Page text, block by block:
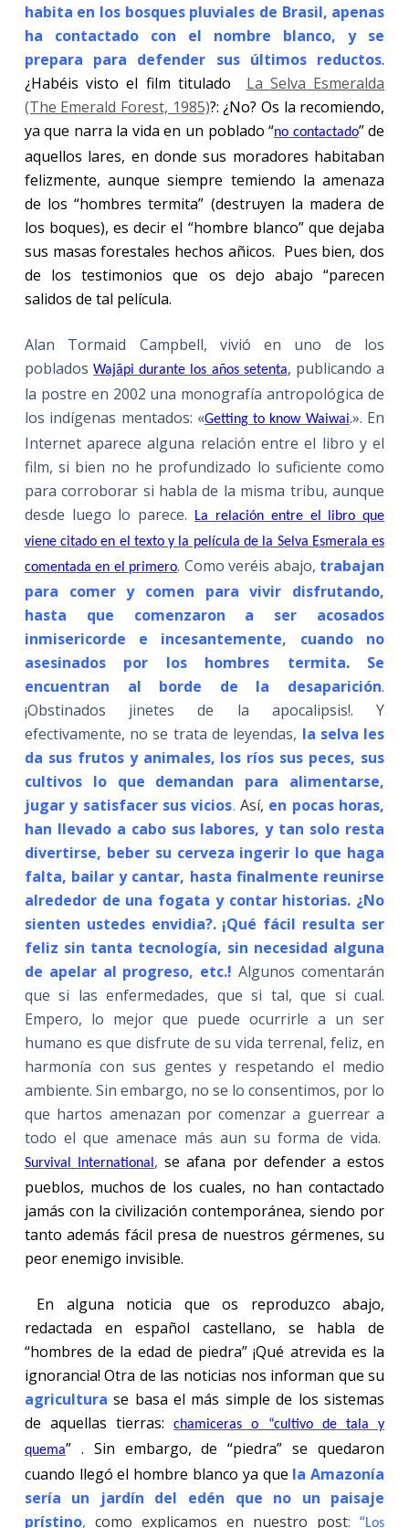
habita en los bosques pluviales de Brasil, apenas
ha contactado con el nombre blanco, y se
prepara para defender sus últimos reductos.
¿Habéis visto el film titulado La Selva Esmeralda
(The Emerald Forest, 1985)?: ¿No? Os la recomiendo,
ya que narra la vida en un poblado “no contactado” de
aquellos lares, en donde sus moradores habitaban
felizmente, aunque siempre temiendo la amenaza
de los “hombres termita” (destruyen la madera de
los boques), es decir el “hombre blanco” que dejaba
sus masas forestales hechos añicos. Pues bien, dos
de los testimonios que os dejo abajo “parecen
salidos de tal película.
Alan Tormaid Campbell, vivió en uno de los
pobladosWajãpi durante los años setenta, publicando a
la postre en 2002 una monografía antropológica de
los indígenas mentados: «Getting to know Waiwai.». En
Internet aparece alguna relación entre el libro y el
film, si bien no he profundizado lo suficiente como
para corroborar si habla de la misma tribu, aunque
desde luego lo parece.
La relación entre el libro que
viene citado en el texto y la película de la Selva Esmerala es
comentada en el primero. Como veréis abajo, trabajan
para comer y comen para vivir disfrutando,
hasta que
comenzaron a ser acosados
inmisericorde e incesantemente, cuando no
asesinados por los hombres termita. Se
encuentran al borde de la desaparición.
¡Obstinados jinetes de la apocalipsis!. Y
efectivamente, no se trata de leyendas, la selva les
da sus frutos y animales, los ríos sus peces, sus
cultivos lo que demandan para alimentarse,
jugar y satisfacer sus vicios. Así, en pocas horas,
han llevado a cabo sus labores, y tan solo resta
divertirse, beber su cerveza ingerir lo que haga
falta, bailar y cantar, hasta finalmente reunirse
alrededor de una fogata y contar historias. ¿No
sienten ustedes envidia?. ¡Qué fácil resulta ser
feliz sin tanta tecnología, sin necesidad alguna
de apelar al progreso, etc.! Algunos comentarán
que si las enfermedades, que si tal, que si cual.
Empero, lo mejor que puede ocurrirle a un ser
humano es que disfrute de su vida terrenal, feliz, en
harmonía con sus gentes y respetando el medio
ambiente. Sin embargo, no se lo consentimos, por lo
que hartos amenazan por comenzar a guerrear a
todo el que amenace más aun su forma de vida.
Survival International ,se afana por defender a estos
pueblos, muchos de los cuales, no han contactado
jamás con la civilización contemporánea, siendo por
tanto además fácil presa de nuestros gérmenes, su
peor enemigo invisible.
En alguna noticia que os reproduzco abajo,
redactada en español castellano, se habla de
“hombres de la edad de piedra” ¡Qué atrevida es la
ignorancia! Otra de las noticias nos informan que su
agricultura se basa el más simple de los sistemas
de aquellas tierras:chamiceras o “cultivo de tala y
quema” . Sin embargo, de “piedra” se quedaron
cuando llegó el hombre blanco ya que la Amazonía
sería un jardín del edén que no un paisaje
prístino, como explicamos en nuestro post: “Los